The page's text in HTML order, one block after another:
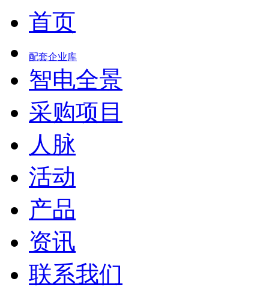
首页
配套企业库
智电全景
采购项目
人脉
活动
产品
资讯
联系我们